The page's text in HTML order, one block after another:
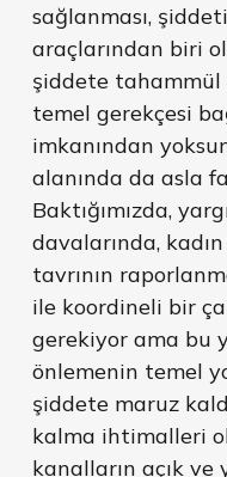
sağlanması,
araçlarından biri
şiddete tahammül
temel gerekçesi
imkanından yoksun
alanında da asla
Baktığımızda,
davalarında,
tavrının
ile koordineli bir
gerekiyor ama bu
önlemenin temel
şiddete maruz
kalma ihtimalleri
kanalların açık ve